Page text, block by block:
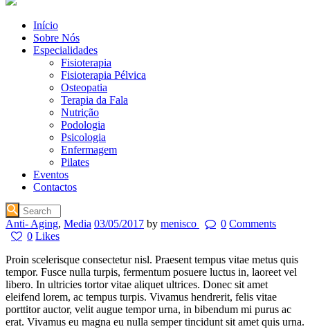
Início
Sobre Nós
Especialidades
Fisioterapia
Fisioterapia Pélvica
Osteopatia
Terapia da Fala
Nutrição
Podologia
Psicologia
Enfermagem
Pilates
Eventos
Contactos
Anti- Aging, Media 03/05/2017 by menisco 0 Comments
0 Likes
Proin scelerisque consectetur nisl. Praesent tempus vitae metus quis
tempor. Fusce nulla turpis, fermentum posuere luctus in, laoreet vel
libero. In ultricies tortor vitae aliquet ultrices. Donec sit amet
eleifend lorem, ac tempus turpis. Vivamus hendrerit, felis vitae
porttitor auctor, velit augue tempor urna, in bibendum mi purus ac
erat. Vivamus eu magna eu nulla semper tincidunt sit amet quis urna.